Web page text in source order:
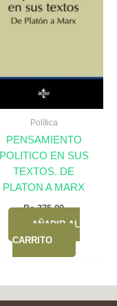
Política
PENSAMIENTO
POLITICO EN SUS
TEXTOS. DE
PLATON A MARX
Bs.375,00
AÑADIR AL
CARRITO